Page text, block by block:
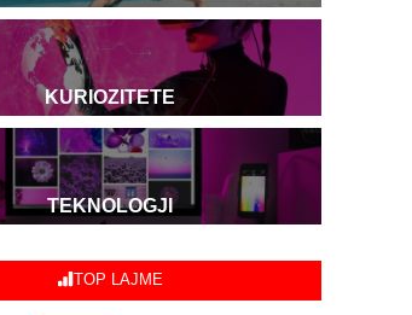
KURIOZITETE
TEKNOLOGJI
TOP LAJME